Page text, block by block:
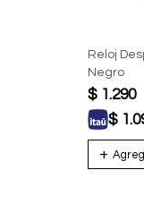
Reloj
Negro
$ 1.290
$